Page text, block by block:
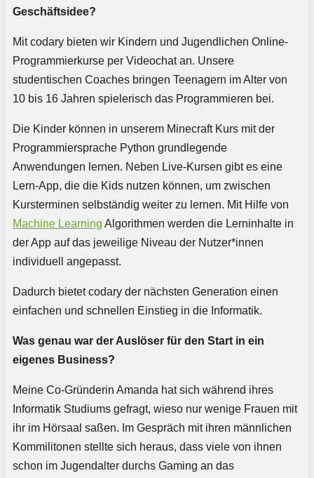
Geschäftsidee?
Mit codary bieten wir Kindern und Jugendlichen Online-
Programmierkurse per Videochat an. Unsere
studentischen Coaches bringen Teenagern im Alter von
10 bis 16 Jahren spielerisch das Programmieren bei.
Die Kinder können in unserem Minecraft Kurs mit der
Programmiersprache Python grundlegende
Anwendungen lernen. Neben Live-Kursen gibt es eine
Lern-App, die die Kids nutzen können, um zwischen
Kursterminen selbständig weiter zu lernen. Mit Hilfe von
Machine Learning Algorithmen werden die Lerninhalte in
der App auf das jeweilige Niveau der Nutzer*innen
individuell angepasst.
Dadurch bietet codary der nächsten Generation einen
einfachen und schnellen Einstieg in die Informatik.
Was genau war der Auslöser für den Start in ein
eigenes Business?
Meine Co-Gründerin Amanda hat sich während ihres
Informatik Studiums gefragt, wieso nur wenige Frauen mit
ihr im Hörsaal saßen. Im Gespräch mit ihren männlichen
Kommilitonen stellte sich heraus, dass viele von ihnen
schon im Jugendalter durchs Gaming an das